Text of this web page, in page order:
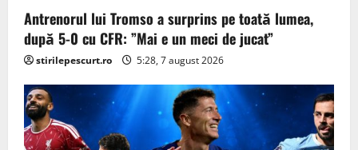
n
Antrenorul lui Tromso a surprins pe toată lumea,
după 5-0 cu CFR: ”Mai e un meci de jucat”
stirilepescurt.ro 5:28, 7 august 2026